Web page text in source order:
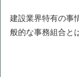
建設業界特有の事
般的な事務組合と